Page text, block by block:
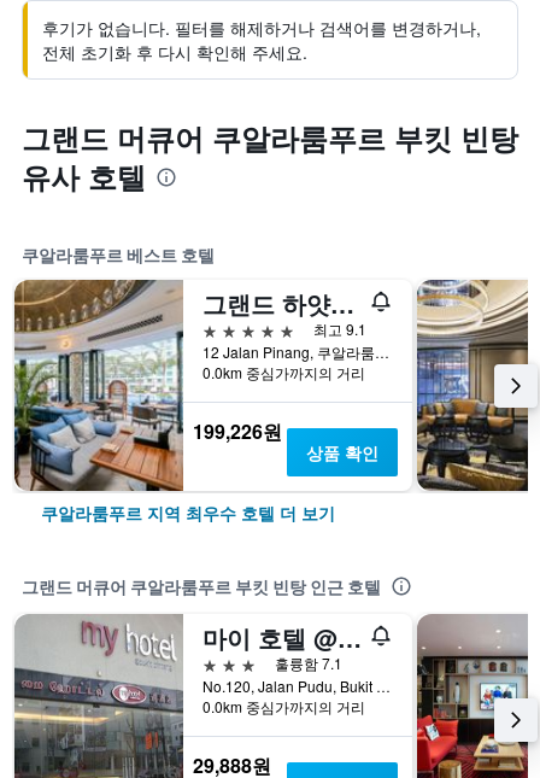
후기가 없습니다. 필터를 해제하거나 검색어를 변경하거나,
전체 초기화 후 다시 확인해 주세요.
그랜드 머큐어 쿠알라룸푸르 부킷 빈탕
유사 호텔
쿠알라룸푸르 베스트 호텔
그랜드 하얏트 쿠알라 룸푸르
5성급
최고 9.1
12 Jalan Pinang, 쿠알라룸푸르, 말레이시아
0.0km 중심가까지의 거리
199,226원
상품 확인
쿠알라룸푸르 지역 최우수 호텔 더 보기
그랜드 머큐어 쿠알라룸푸르 부킷 빈탕 인근 호텔
마이 호텔 @ 부킷 빈탕
3성급
훌륭함 7.1
No.120, Jalan Pudu, Bukit Bintang, 쿠알라룸푸르, 말레이시아
0.0km 중심가까지의 거리
29,888원